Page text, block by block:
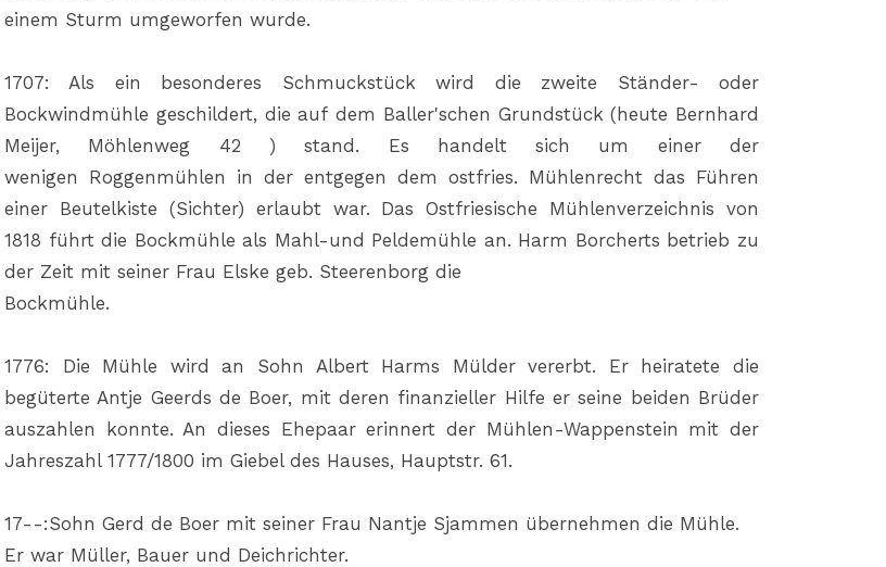
einem Sturm umgeworfen wurde.
1707: Als ein besonderes Schmuckstück wird die zweite Ständer- oder
Bockwindmühle geschildert, die auf dem Baller'schen Grundstück (heute Bernhard
Meijer, Möhlenweg 42 ) stand. Es handelt sich um einer der
wenigen Roggenmühlen in der entgegen dem ostfries. Mühlenrecht das Führen
einer Beutelkiste (Sichter) erlaubt war. Das Ostfriesische Mühlenverzeichnis von
1818 führt die Bockmühle als Mahl-und Peldemühle an. Harm Borcherts betrieb zu
der Zeit mit seiner Frau Elske geb. Steerenborg die
Bockmühle.
1776: Die Mühle wird an Sohn Albert Harms Mülder vererbt. Er heiratete die
begüterte Antje Geerds de Boer, mit deren finanzieller Hilfe er seine beiden Brüder
auszahlen konnte. An dieses Ehepaar erinnert der Mühlen-Wappenstein mit der
Jahreszahl 1777/1800 im Giebel des Hauses, Hauptstr. 61.
17--:Sohn Gerd de Boer mit seiner Frau Nantje Sjammen übernehmen die Mühle.
Er war Müller, Bauer und Deichrichter.